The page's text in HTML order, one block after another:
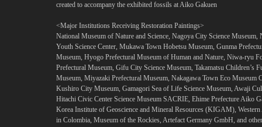
created to accompany the exhibited fossils at Aiko Gakuen
<Major Institutions Receiving Restoration Paintings>
National Museum of Nature and Science, Nagoya City Science
Youth Science Center, Mukawa Town Hobetsu Museum, Gunma
Museum, Hyogo Prefectural Museum of Human and Nature, Niwa-ryu
Prefectural Museum, Gifu City Science Museum, Takamatsu
Museum, Miyazaki Prefectural Museum, Nakagawa Town Eco
Kushiro City Museum, Gamagori Sea of Life Science Museum, Awaji
Hitachi Civic Center Science Museum SACRIE, Ehime Prefecture Aiko
Korea Institute of Geoscience and Mineral Resources (KIGAM),
in Colombia, Museum of the Rockies, Artefact Germany GmbH, and